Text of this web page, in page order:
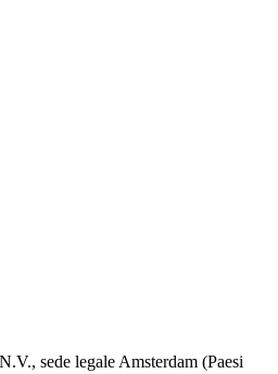
sede legale Amsterdam (Paesi